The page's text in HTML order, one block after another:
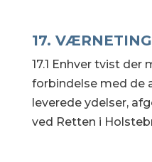
17.
17.1 Enhver tvist der
forbindelse med de
leverede ydelser,
ved Retten i